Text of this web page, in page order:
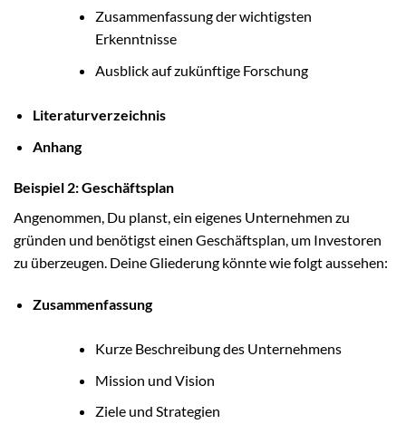
Zusammenfassung der wichtigsten
Erkenntnisse
Ausblick auf zukünftige Forschung
Literaturverzeichnis
Anhang
Beispiel 2: Geschäftsplan
Angenommen, Du planst, ein eigenes Unternehmen zu
gründen und benötigst einen Geschäftsplan, um Investoren
zu überzeugen. Deine Gliederung könnte wie folgt aussehen:
Zusammenfassung
Kurze Beschreibung des Unternehmens
Mission und Vision
Ziele und Strategien